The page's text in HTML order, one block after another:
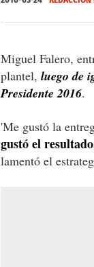
Miguel Falero,
plantel, luego de
Presidente 2016.
'Me gustó la
gustó el
lamentó el